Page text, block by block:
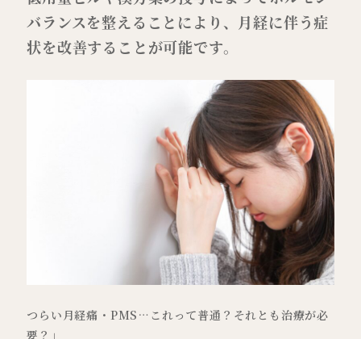
バランスを整えることにより、月経に伴う症
状を改善することが可能です。
つらい月経痛・PMS…これって普通？それとも治療が必
要？」